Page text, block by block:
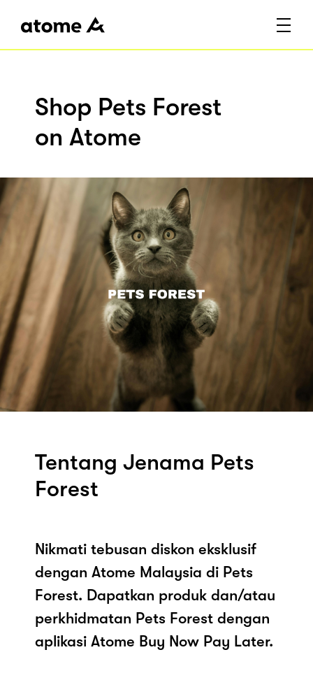
Shop Pets Forest
on Atome
Tentang Jenama Pets
Forest
Nikmati tebusan diskon eksklusif
dengan Atome Malaysia di Pets
Forest. Dapatkan produk dan/atau
perkhidmatan Pets Forest dengan
aplikasi Atome Buy Now Pay Later.